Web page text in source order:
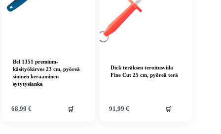
Bel 1351 premium-
käsityökirves 23 cm, pyöreä
sininen keraaminen
sytytyslanka
68,99 € 🛒
Dick teräksen teroitusviila
Fine Cut 25 cm, pyöreä terä
91,99 € 🛒